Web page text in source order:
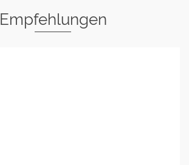
Empfehlungen